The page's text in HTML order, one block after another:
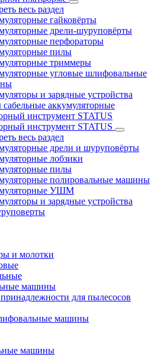
весь раздел
гайковёрты
дрели-шуруповёрты
перфораторы
пилы
триммеры
угловые шлифовальные
и зарядные устройства
аккумуляторные
инструмент STATUS
инструмент STATUS
весь раздел
дрели и шуруповёрты
лобзики
пилы
полировальные машины
УШМ
и зарядные устройства
и молотки
машины
для пылесосов
машины
машины